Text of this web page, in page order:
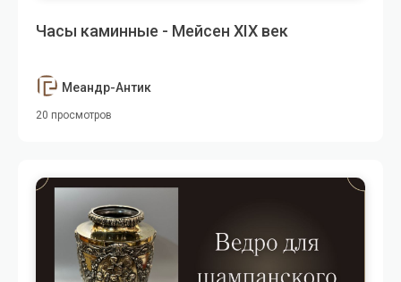
Часы каминные - Мейсен XIX век
Меандр-Антик
20 просмотров